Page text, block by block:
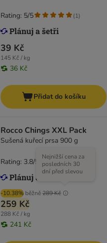
39 Kč
145 Kč / kg
36 Kč
Rating: 5/5 (1)
Přidat do košíku
Rocco Chings XXL Pack
Sušená kuřecí prsa 900 g
-10.38% běžně289 Kč
Nejnižší cena za
posledních 30
dní před slevou
259 Kč
288 Kč / kg
241 Kč
Rating: 3.8/5 (